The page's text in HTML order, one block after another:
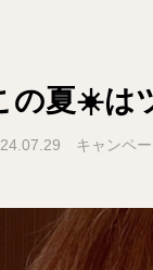
の夏☀️は
キャンペ